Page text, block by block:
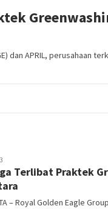
dan APRIL, perusahaan
Terlibat Praktek
– Royal Golden Eagle Group